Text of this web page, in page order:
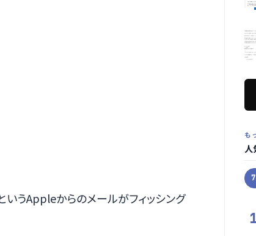
いうAppleからのメールがフィッシング
も